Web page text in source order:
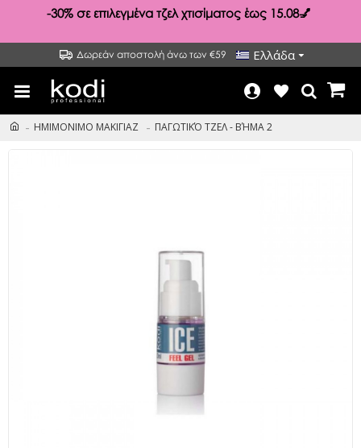
-30% σε επιλεγμένα τζελ χτισίματος έως 15.08💅
Δωρεάν αποστολή άνω των €59 Ελλάδα
ΗΜΙΜΟΝΙΜΟ ΜΑΚΙΓΙΑΖ ΠΑΓΩΤΙΚΌ ΤΖΕΛ - ΒΉΜΑ 2